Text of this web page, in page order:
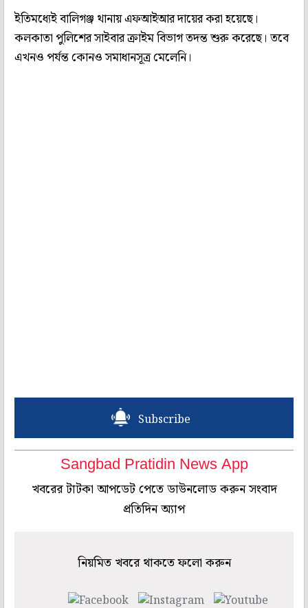
ইতিমধ্যেই বালিগঞ্জ থানায় এফআইআর দায়ের করা হয়েছে।
কলকাতা পুলিশের সাইবার ক্রাইম বিভাগ তদন্ত শুরু করেছে। তবে
এখনও পর্যন্ত কোনও সমাধানসূত্র মেলেনি।
Subscribe
Sangbad Pratidin News App
খবরের টাটকা আপডেট পেতে ডাউনলোড করুন সংবাদ
প্রতিদিন অ্যাপ
নিয়মিত খবরে থাকতে ফলো করুন